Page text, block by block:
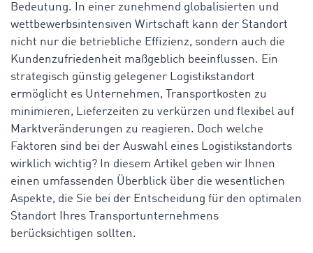
Bedeutung. In einer zunehmend globalisierten und
wettbewerbsintensiven Wirtschaft kann der Standort
nicht nur die betriebliche Effizienz, sondern auch die
Kundenzufriedenheit maßgeblich beeinflussen. Ein
strategisch günstig gelegener Logistikstandort
ermöglicht es Unternehmen, Transportkosten zu
minimieren, Lieferzeiten zu verkürzen und flexibel auf
Marktveränderungen zu reagieren. Doch welche
Faktoren sind bei der Auswahl eines Logistikstandorts
wirklich wichtig? In diesem Artikel geben wir Ihnen
einen umfassenden Überblick über die wesentlichen
Aspekte, die Sie bei der Entscheidung für den optimalen
Standort Ihres Transportunternehmens
berücksichtigen sollten.